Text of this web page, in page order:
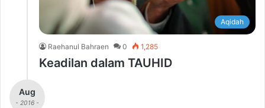
Aqidah
Raehanul Bahraen 0 1,285
Keadilan dalam TAUHID
Aug
- 2016 -